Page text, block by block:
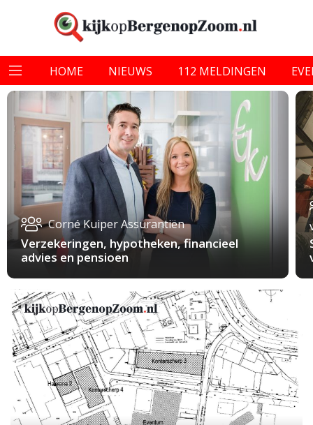
HOME NIEUWS 112 MELDINGEN
Corné Kuiper Assurantiën
Verzekeringen, hypotheken, financieel
advies en pensioen